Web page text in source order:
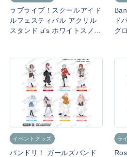
ラブライブ！スクールアイド
ルフェスティバル アクリル
スタンド μ’s ホワイトスノー
ド
グ
イベントグッズ
バンドリ！ ガールズバンド
ラ